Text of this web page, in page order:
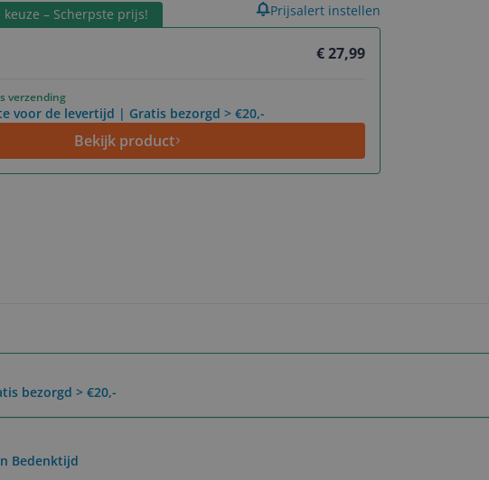
– Scherpste prijs!
€ 27,99
verzending
voor de levertijd | Gratis bezorgd > €20,-
Bekijk product
Prijsalert instellen
bezorgd > €20,-
Bedenktijd